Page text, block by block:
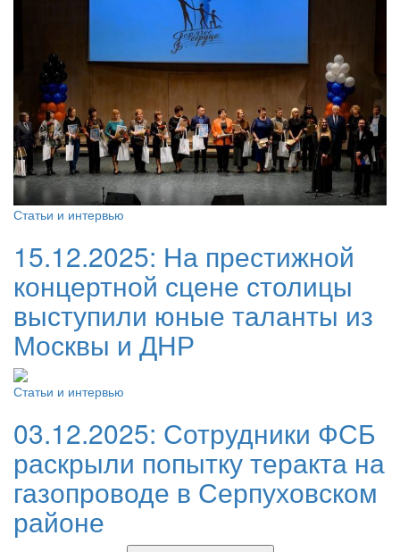
Статьи и интервью
15.12.2025: На престижной
концертной сцене столицы
выступили юные таланты из
Москвы и ДНР
Статьи и интервью
03.12.2025: Сотрудники ФСБ
раскрыли попытку теракта на
газопроводе в Серпуховском
районе